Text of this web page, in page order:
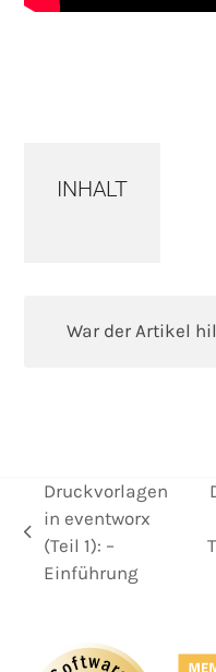
INHALT
War der Artikel
vorheriger
Beitrag:
Druckvorlagen
in eventworx
(Teil 1): –
Einführung